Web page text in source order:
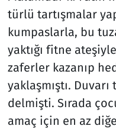
türlü tartışmalar
kumpaslarla, bu
yaktığı fitne
zaferler kazanıp
yaklaşmıştı.
delmişti. Sırada
amaç için en az